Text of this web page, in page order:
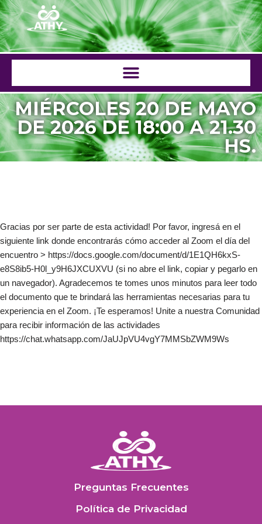
Saltar
al
contenido
MIÉRCOLES 20 DE MAYO
DE 2026 DE 18:00 A 21.30
HS.
Gracias por ser parte de esta actividad! Por favor, ingresá en el
siguiente link donde encontrarás cómo acceder al Zoom el día del
encuentro > https://docs.google.com/document/d/1E1QH6kxS-
e8S8ib5-H0l_y9H6JXCUXVU (si no abre el link, copiar y pegarlo en
un navegador). Agradecemos te tomes unos minutos para leer todo
el documento que te brindará las herramientas necesarias para tu
experiencia en el Zoom. ¡Te esperamos! Unite a nuestra Comunidad
para recibir información de las actividades
https://chat.whatsapp.com/JaUJpVU4vgY7MMSbZWM9Ws
Preguntas Frecuentes
Política de Privacidad